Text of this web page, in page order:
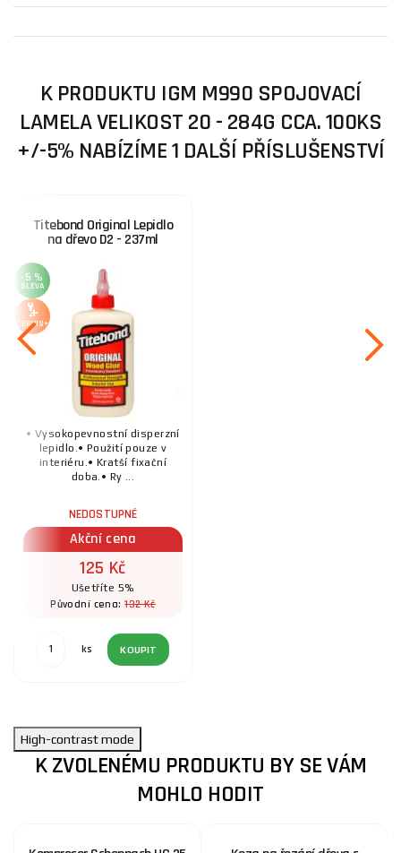
K PRODUKTU IGM M990 SPOJOVACÍ
LAMELA VELIKOST 20 - 284G CCA. 100KS
+/-5% NABÍZÍME 1 DALŠÍ PŘÍSLUŠENSTVÍ
Titebond Original Lepidlo
na dřevo D2 - 237ml
-5 %
SLEVA
SERVIS+
• Vysokopevnostní disperzní
lepidlo.• Použití pouze v
interiéru.• Kratší fixační
doba.• Ry ...
NEDOSTUPNÉ
Akční cena
125 Kč
Ušetříte 5%
Původní cena:132 Kč
ks KOUPIT
High-contrast mode
K ZVOLENÉMU PRODUKTU BY SE VÁM
MOHLO HODIT